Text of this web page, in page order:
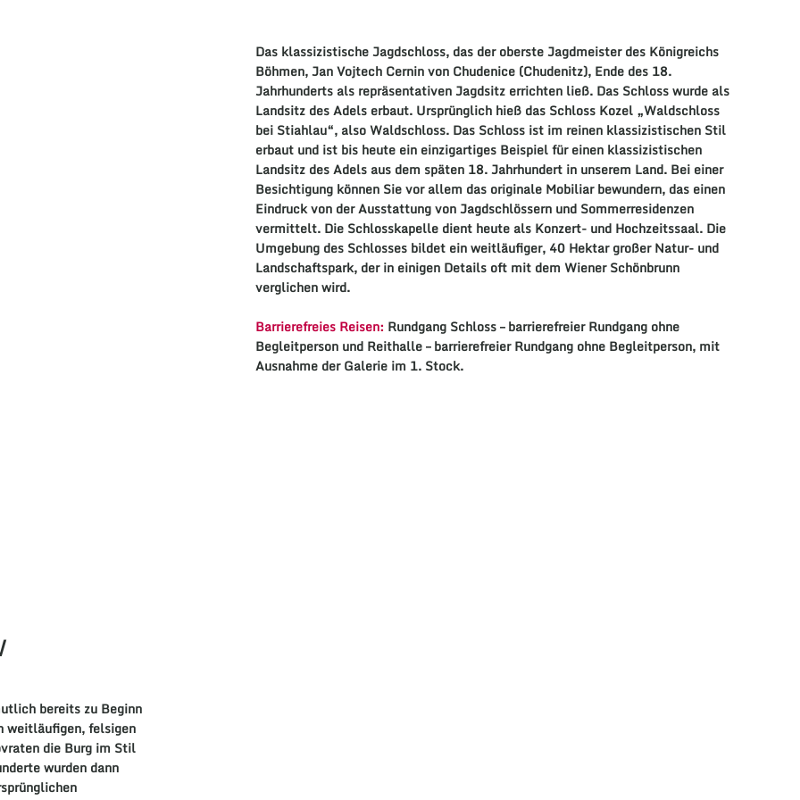
Das klassizistische Jagdschloss, das der oberste Jagdmeister des Königreichs
Böhmen, Jan Vojtech Cernin von Chudenice (Chudenitz), Ende des 18.
Jahrhunderts als repräsentativen Jagdsitz errichten ließ. Das Schloss wurde als
Landsitz des Adels erbaut. Ursprünglich hieß das Schloss Kozel „Waldschloss
bei Stiahlau“, also Waldschloss. Das Schloss ist im reinen klassizistischen Stil
erbaut und ist bis heute ein einzigartiges Beispiel für einen klassizistischen
Landsitz des Adels aus dem späten 18. Jahrhundert in unserem Land. Bei einer
Besichtigung können Sie vor allem das originale Mobiliar bewundern, das einen
Eindruck von der Ausstattung von Jagdschlössern und Sommerresidenzen
vermittelt. Die Schlosskapelle dient heute als Konzert- und Hochzeitssaal. Die
Umgebung des Schlosses bildet ein weitläufiger, 40 Hektar großer Natur- und
Landschaftspark, der in einigen Details oft mit dem Wiener Schönbrunn
verglichen wird.
Barrierefreies Reisen: Rundgang Schloss – barrierefreier Rundgang ohne
Begleitperson und Reithalle – barrierefreier Rundgang ohne Begleitperson, mit
Ausnahme der Galerie im 1. Stock.
bereits zu Beginn
weitläufigen, felsigen
die Burg im Stil
wurden dann